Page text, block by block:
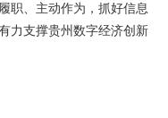
职、主动作为，抓好信息
力支撑贵州数字经济创新